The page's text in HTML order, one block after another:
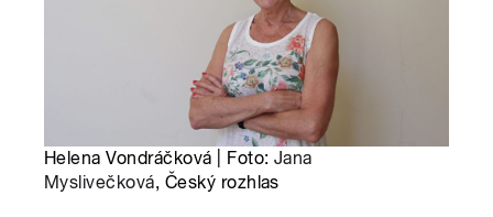
Helena Vondráčková | Foto: Jana
Myslivečková, Český rozhlas